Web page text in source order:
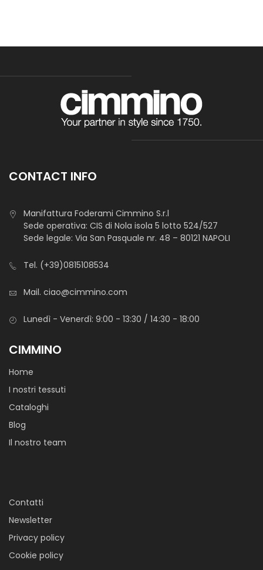
CONTACT INFO
Manifattura Foderami Cimmino S.r.l
Sede operativa: CIS di Nola isola 5 lotto 524/527
Sede legale: Via San Pasquale nr. 48 – 80121 NAPOLI
Tel. (+39)0815108534
Mail. ciao@cimmino.com
Lunedì - Venerdì: 9:00 - 13:30 / 14:30 - 18:00
CIMMINO
Home
I nostri tessuti
Cataloghi
Blog
Il nostro team
Contatti
Newsletter
Privacy policy
Cookie policy